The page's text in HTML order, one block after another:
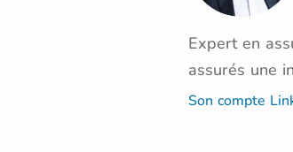
Expert en
assurés une
Son compte